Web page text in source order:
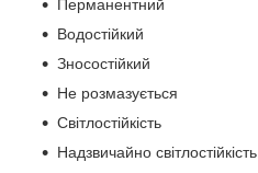
Перманентний
Водостійкий
Зносостійкий
Не розмазується
Світлостійкість
Надзвичайно світлостійкість